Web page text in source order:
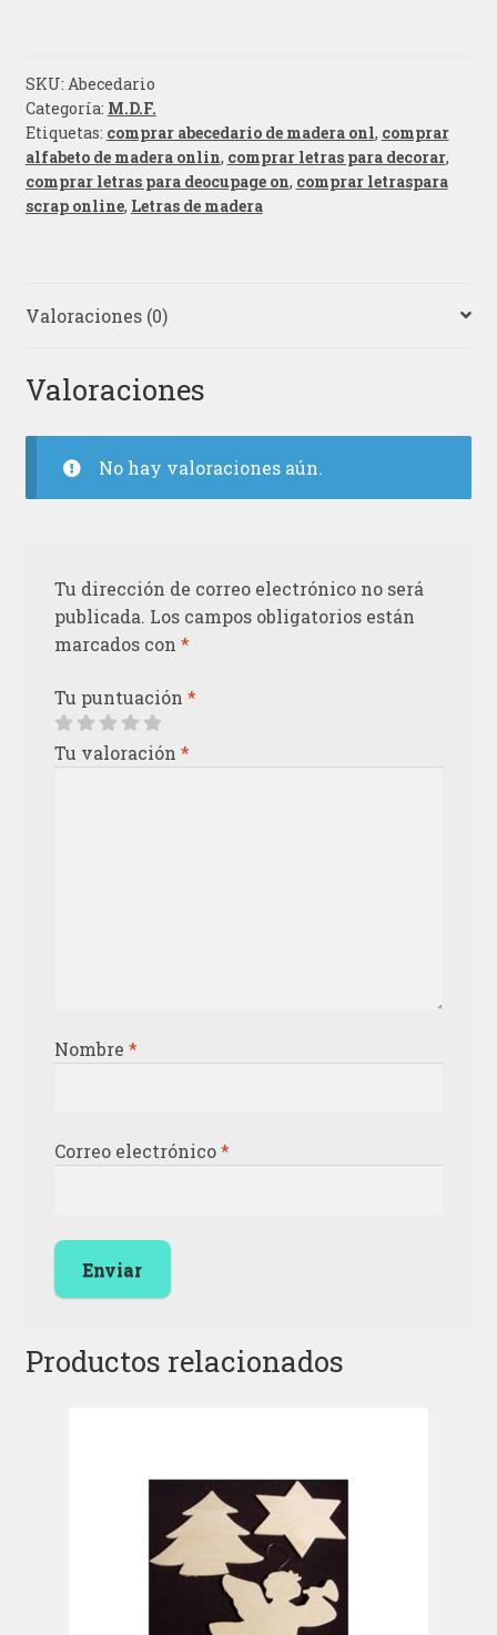
SKU: Abecedario
Categoría: M.D.F.
Etiquetas: comprar abecedario de madera onl, comprar
alfabeto de madera onlin, comprar letras para decorar,
comprar letras para deocupage on, comprar letraspara
scrap online, Letras de madera
Valoraciones (0)
Valoraciones
No hay valoraciones aún.
Tu dirección de correo electrónico no será
publicada. Los campos obligatorios están
marcados con *
Tu puntuación *
Tu valoración *
Nombre *
Correo electrónico*
Productos relacionados